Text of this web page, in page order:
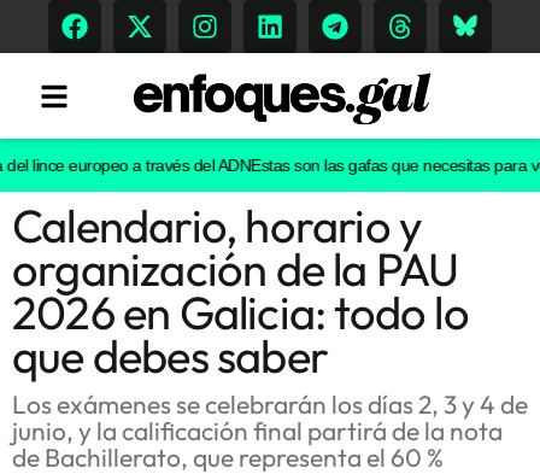
Tendencias
Memoria Histórica
Gastronomía
Escenarios
europeo a través del ADNEstas son las gafas que necesitas para ver
Calendario, horario y
organización de la PAU
2026 en Galicia: todo lo
que debes saber
Los exámenes se celebrarán los días 2, 3 y 4 de
junio, y la calificación final partirá de la nota
de Bachillerato, que representa el 60 %